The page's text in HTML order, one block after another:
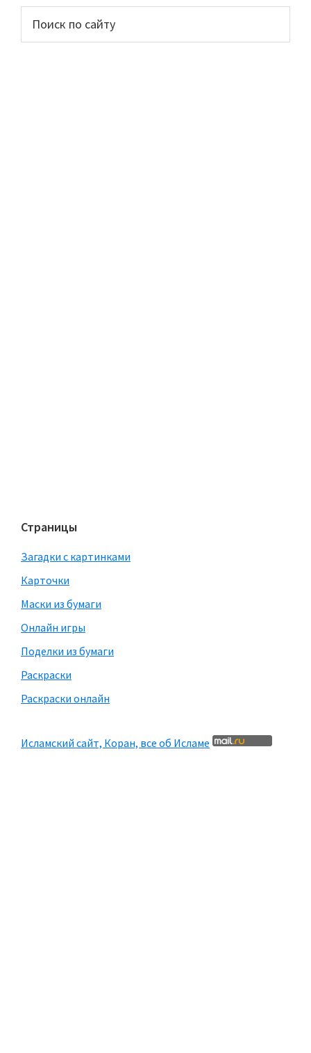
Основной
сайдбар
Страницы
Загадки с картинками
Карточки
Маски из бумаги
Онлайн игры
Поделки из бумаги
Раскраски
Раскраски онлайн
Исламский сайт, Коран, все об Исламе